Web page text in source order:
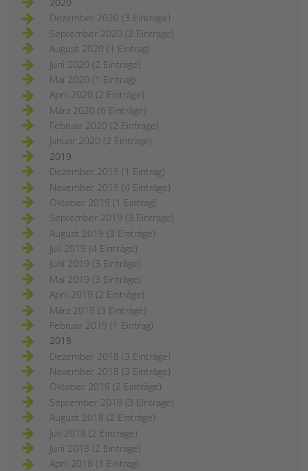
Dezember 2020 (3 Einträge)
September 2020 (2 Einträge)
August 2020 (1 Eintrag)
Juni 2020 (2 Einträge)
Mai 2020 (1 Eintrag)
April 2020 (2 Einträge)
März 2020 (6 Einträge)
Februar 2020 (2 Einträge)
Januar 2020 (2 Einträge)
2019
Dezember 2019 (1 Eintrag)
November 2019 (4 Einträge)
Oktober 2019 (1 Eintrag)
September 2019 (3 Einträge)
August 2019 (3 Einträge)
Juli 2019 (4 Einträge)
Juni 2019 (3 Einträge)
Mai 2019 (3 Einträge)
April 2019 (2 Einträge)
März 2019 (3 Einträge)
Februar 2019 (1 Eintrag)
2018
Dezember 2018 (3 Einträge)
November 2018 (3 Einträge)
Oktober 2018 (2 Einträge)
September 2018 (3 Einträge)
August 2018 (2 Einträge)
Juli 2018 (2 Einträge)
Juni 2018 (2 Einträge)
April 2018 (1 Eintrag)